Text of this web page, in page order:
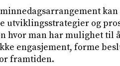
utviklingsstrategier og
hvor man har mulighet til
engasjement, forme
framtiden.